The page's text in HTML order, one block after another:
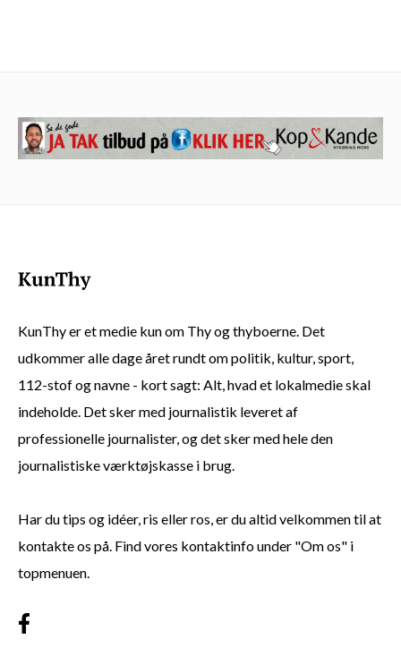
KunThy er et medie kun om Thy og thyboerne. Det
udkommer alle dage året rundt om politik, kultur, sport,
112-stof og navne - kort sagt: Alt, hvad et lokalmedie skal
indeholde. Det sker med journalistik leveret af
professionelle journalister, og det sker med hele den
journalistiske værktøjskasse i brug.
Har du tips og idéer, ris eller ros, er du altid velkommen til at
kontakte os på. Find vores kontaktinfo under "Om os" i
topmenuen.